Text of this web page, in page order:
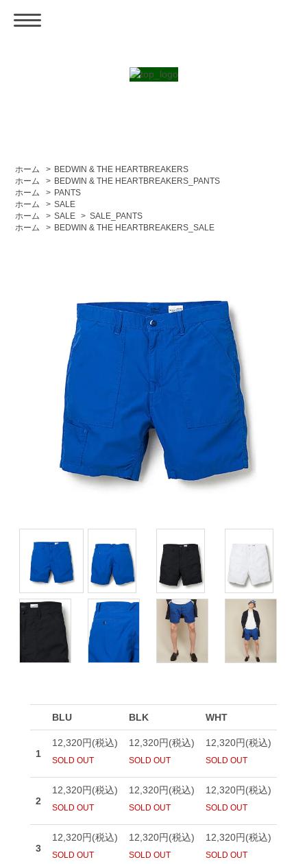
ホーム > BEDWIN & THE HEARTBREAKERS
ホーム
> BEDWIN & THE HEARTBREAKERS_PANTS
ホーム
> PANTS
ホーム
> SALE
ホーム
> SALE > SALE_PANTS
ホーム
> BEDWIN & THE HEARTBREAKERS_SALE